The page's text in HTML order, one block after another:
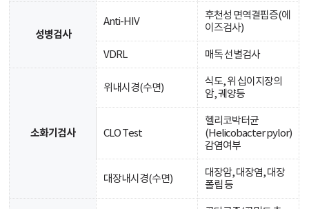
성병검사
Anti-HIV
후천성 면역결핍증(에
이즈검사)
VDRL 매독 선별검사
소화기검사
위내시경(수면)
식도, 위 십이지장의
암, 궤양등
CLO Test
헬리코박터균
(Helicobacter pylor)
감염여부
대장내시경(수면)
대장암, 대장염, 대장
폴립 등